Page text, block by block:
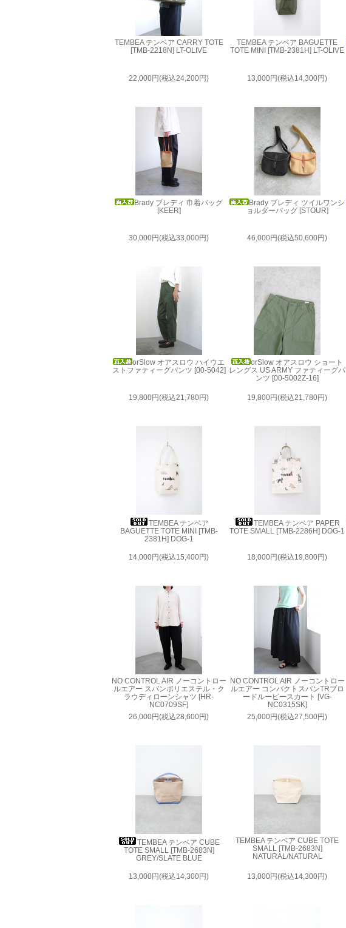
TEMBEA テンベア CARRY TOTE
[TMB-2218N] LT-OLIVE
22,000円(税込24,200円)
TEMBEA テンベア BAGUETTE
TOTE MINI [TMB-2381H] LT-OLIVE
13,000円(税込14,300円)
Brady ブレディ 巾着バッグ
[KEER]
30,000円(税込33,000円)
Brady ブレディ ツイルワンシ
ョルダーバッグ [STOUR]
46,000円(税込50,600円)
orSlow オアスロウ ハイウエ
ストファティーグパンツ [00-5042]
19,800円(税込21,780円)
orSlow オアスロウ ショート
レングス US ARMY ファティーグパ
ンツ [00-5002Z-16]
19,800円(税込21,780円)
TEMBEA テンベア
BAGUETTE TOTE MINI [TMB-
2381H] DOG-1
14,000円(税込15,400円)
TEMBEA テンベア PAPER
TOTE SMALL [TMB-2286H] DOG-1
18,000円(税込19,800円)
NO CONTROL AIR ノーコントロー
ルエアー スパンポリエステル・ク
ラウディローンシャツ [HR-
NC0709SF]
26,000円(税込28,600円)
NO CONTROL AIR ノーコントロー
ルエアー コンパクトスパンTRブロ
ードルーピースカート [VG-
NC0315SK]
25,000円(税込27,500円)
TEMBEA テンベア CUBE
TOTE SMALL [TMB-2683N]
GREY/SLATE BLUE
13,000円(税込14,300円)
TEMBEA テンベア CUBE TOTE
SMALL [TMB-2683N]
NATURAL/NATURAL
13,000円(税込14,300円)